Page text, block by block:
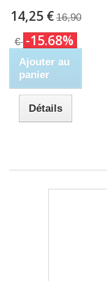
14,25 € 16,90
€ -15.68%
Ajouter au
panier
Détails